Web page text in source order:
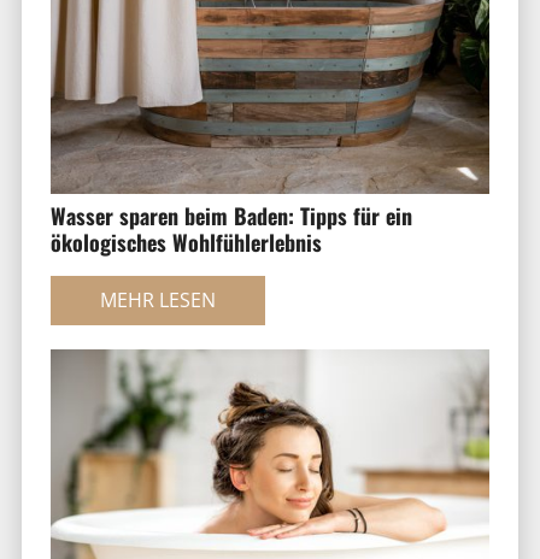
Wasser sparen beim Baden: Tipps für ein
ökologisches Wohlfühlerlebnis
MEHR LESEN